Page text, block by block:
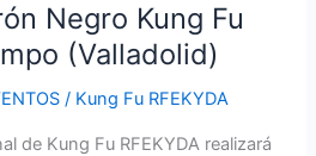
Negro Kung Fu
(Valladolid)
/ Kung Fu RFEKYDA
de Kung Fu RFEKYDA realizará